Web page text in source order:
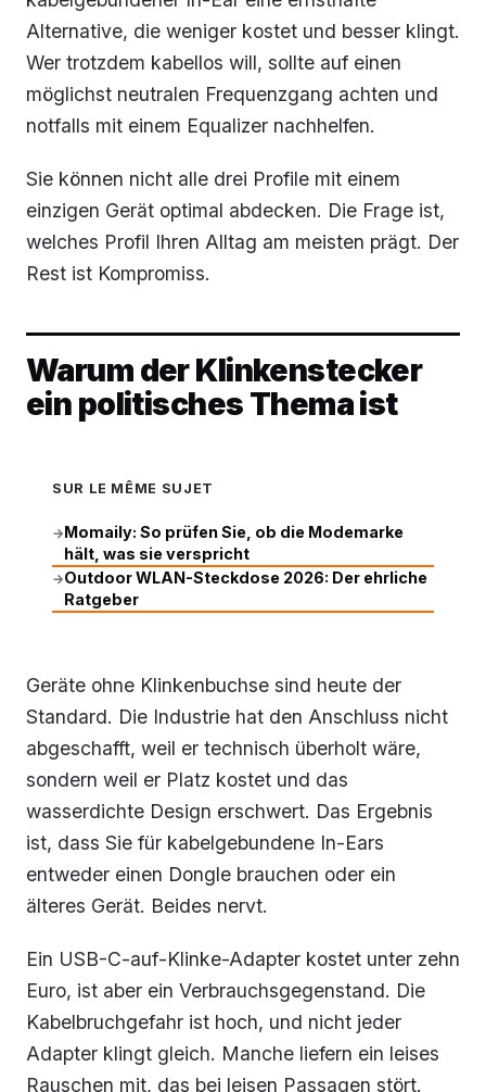
Alternative, die weniger kostet und besser klingt.
Wer trotzdem kabellos will, sollte auf einen
möglichst neutralen Frequenzgang achten und
notfalls mit einem Equalizer nachhelfen.
Sie können nicht alle drei Profile mit einem
einzigen Gerät optimal abdecken. Die Frage ist,
welches Profil Ihren Alltag am meisten prägt. Der
Rest ist Kompromiss.
Warum der Klinkenstecker
ein politisches Thema ist
SUR LE MÊME SUJET
→Momaily: So prüfen Sie, ob die Modemarke
hält, was sie verspricht
→Outdoor WLAN-Steckdose 2026: Der ehrliche
Ratgeber
Geräte ohne Klinkenbuchse sind heute der
Standard. Die Industrie hat den Anschluss nicht
abgeschafft, weil er technisch überholt wäre,
sondern weil er Platz kostet und das
wasserdichte Design erschwert. Das Ergebnis
ist, dass Sie für kabelgebundene In-Ears
entweder einen Dongle brauchen oder ein
älteres Gerät. Beides nervt.
Ein USB-C-auf-Klinke-Adapter kostet unter zehn
Euro, ist aber ein Verbrauchsgegenstand. Die
Kabelbruchgefahr ist hoch, und nicht jeder
Adapter klingt gleich. Manche liefern ein leises
Rauschen mit, das bei leisen Passagen stört.